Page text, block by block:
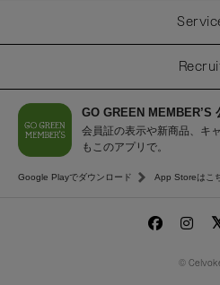
GO GREEN MEMBER’S
会員証の表示や新商品、キ
もこのアプリで。
Google Playでダウンロード App Storeはこ
©